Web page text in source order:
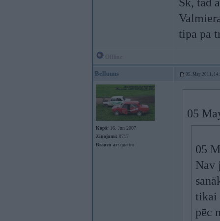
tipa pa
Belluuns 05. May 2011,
Kopš: 16. Jun 2007
Ziņojumi: 9717
Braucu ar: quattro
05
05
Nav
tikai
pēc